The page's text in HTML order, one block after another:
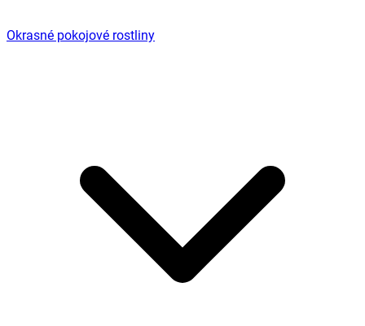
Okrasné pokojové rostliny